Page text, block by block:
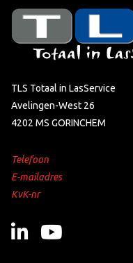
TLS Totaal in LasService
Avelingen-West 26
4202 MS GORINCHEM
Telefoon
E-mailadres
KvK-nr